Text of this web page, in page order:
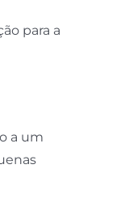
para a
a um